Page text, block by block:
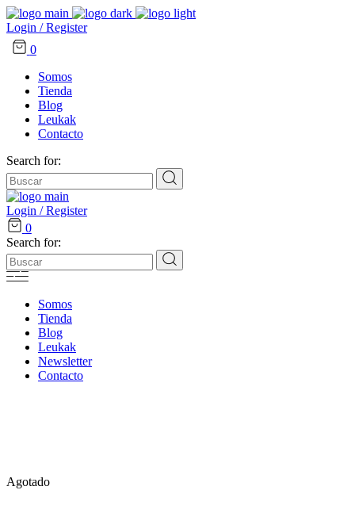
Login / Register
0
Somos
Tienda
Blog
Leukak
Contacto
Search for:
Login / Register
0
Search for:
Somos
Tienda
Blog
Leukak
Newsletter
Contacto
Agotado